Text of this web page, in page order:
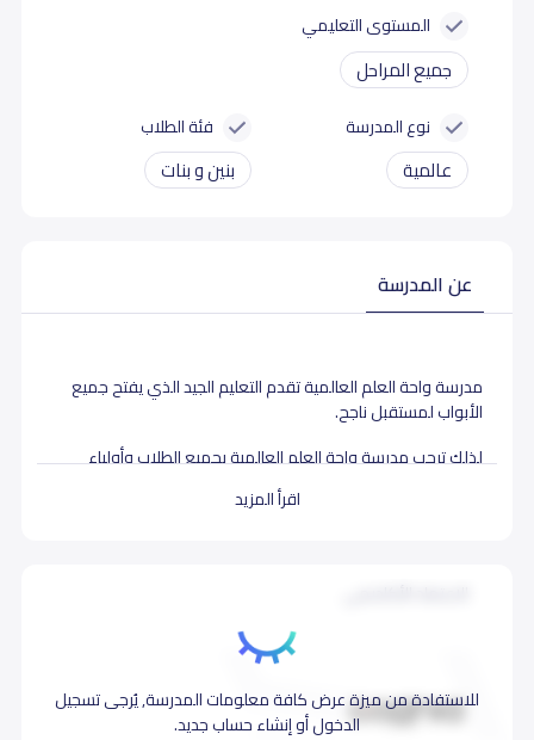
المستوى التعليمي
جميع المراحل
نوع المدرسة
عالمية
فئة الطلاب
بنين و بنات
عن المدرسة
اقرأ المزيد
مدرسة واحة العلم العالمية تقدم التعليم الجيد الذي يفتح جميع
الأبواب لمستقبل ناجح.
لذلك ترحب مدرسة واحة العلم العالمية بجميع الطلاب وأولياء
الأمور، الذين يبحثون عن المدرسة التي تقدم لهم نوعية ونجاح
للانتماء في أعلى مرتبة من رائعة
يحققوا أقصى إمكاناتهم، حتى يتمكنوا من تقديم أفضل مساهمة
مهمة مدارس واحة العلم
للاستفادة من ميزة عرض كافة معلومات المدرسة, يُرجى تسجيل
الدخول أو إنشاء حساب جديد.